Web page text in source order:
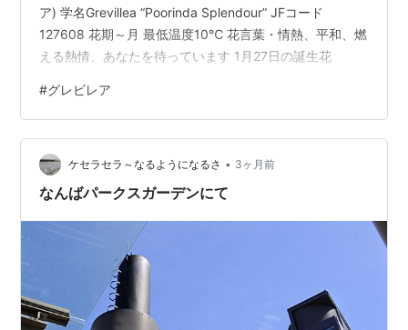
ア) 学名Grevillea “Poorinda Splendour” JFコード
127608 花期～月 最低温度10℃ 花言葉・情熱、平和、燃
える熱情、あなたを待っています 1月27日の誕生花
#グレビレア
ケセラセラ～なるようになるさ • 3ヶ月前
なんばパークスガーデンにて